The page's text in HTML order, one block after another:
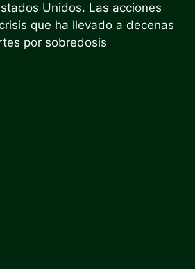
Unidos. Las acciones
que ha llevado a decenas
por sobredosis